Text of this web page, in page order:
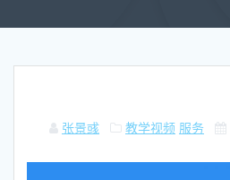
张景彧 教学视频 服务